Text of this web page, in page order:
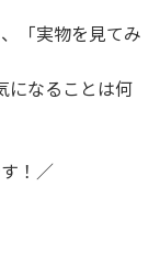
「実物を見てみ
になることは何
！／